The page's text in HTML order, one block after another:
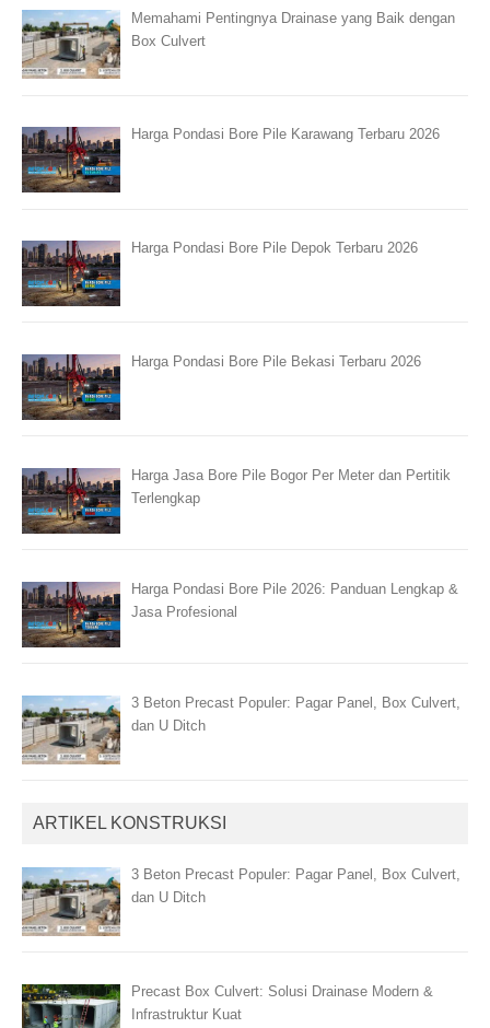
Memahami Pentingnya Drainase yang Baik dengan
Box Culvert
Harga Pondasi Bore Pile Karawang Terbaru 2026
Harga Pondasi Bore Pile Depok Terbaru 2026
Harga Pondasi Bore Pile Bekasi Terbaru 2026
Harga Jasa Bore Pile Bogor Per Meter dan Pertitik
Terlengkap
Harga Pondasi Bore Pile 2026: Panduan Lengkap &
Jasa Profesional
3 Beton Precast Populer: Pagar Panel, Box Culvert,
dan U Ditch
ARTIKEL KONSTRUKSI
3 Beton Precast Populer: Pagar Panel, Box Culvert,
dan U Ditch
Precast Box Culvert: Solusi Drainase Modern &
Infrastruktur Kuat